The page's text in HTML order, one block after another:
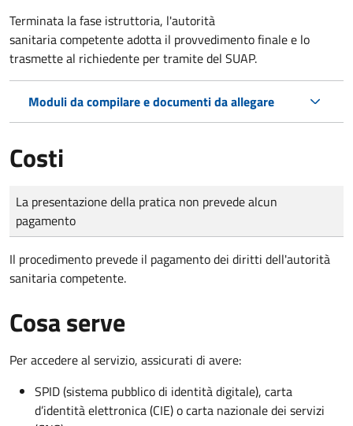
Terminata la fase istruttoria, l'autorità
sanitaria competente adotta il provvedimento finale e lo
trasmette al richiedente per tramite del SUAP.
Moduli da compilare e documenti da allegare
Costi
Tipo di pagamento
Importo
La presentazione della pratica non prevede alcun
pagamento
Il procedimento prevede il pagamento dei diritti dell'autorità
sanitaria competente.
Cosa serve
Per accedere al servizio, assicurati di avere:
SPID (sistema pubblico di identità digitale), carta
d’identità elettronica (CIE) o carta nazionale dei servizi